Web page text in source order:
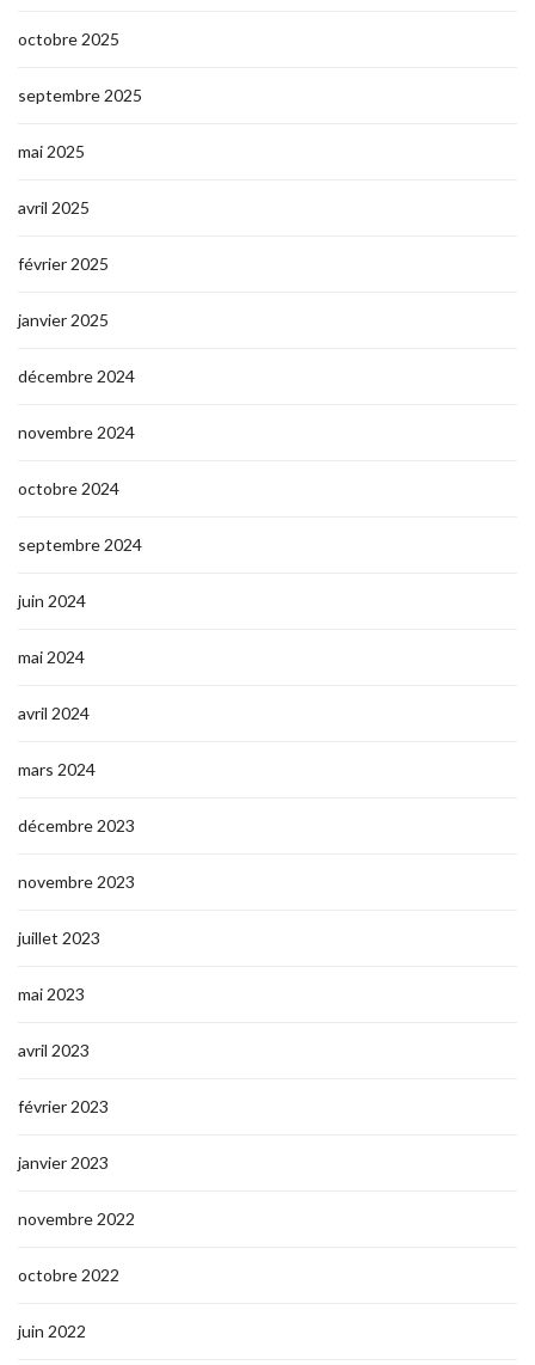
octobre 2025
septembre 2025
mai 2025
avril 2025
février 2025
janvier 2025
décembre 2024
novembre 2024
octobre 2024
septembre 2024
juin 2024
mai 2024
avril 2024
mars 2024
décembre 2023
novembre 2023
juillet 2023
mai 2023
avril 2023
février 2023
janvier 2023
novembre 2022
octobre 2022
juin 2022